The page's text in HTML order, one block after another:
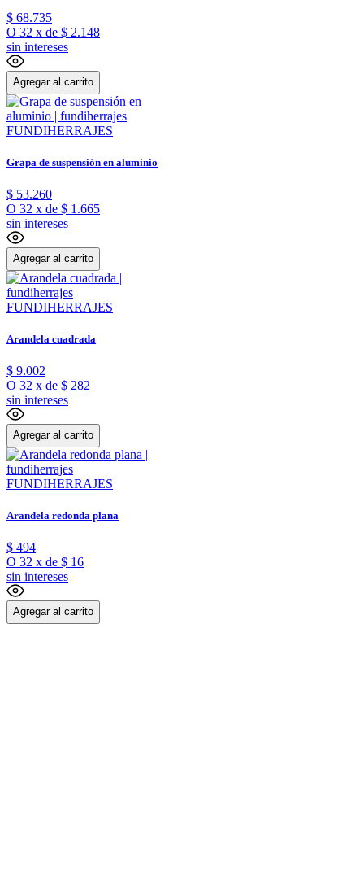
$ 68.735
O 32 x de $ 2.148
sin intereses
Agregar al carrito
FUNDIHERRAJES
Grapa de suspensión en aluminio
$ 53.260
O 32 x de $ 1.665
sin intereses
Agregar al carrito
FUNDIHERRAJES
Arandela cuadrada
$ 9.002
O 32 x de $ 282
sin intereses
Agregar al carrito
FUNDIHERRAJES
Arandela redonda plana
$ 494
O 32 x de $ 16
sin intereses
Agregar al carrito